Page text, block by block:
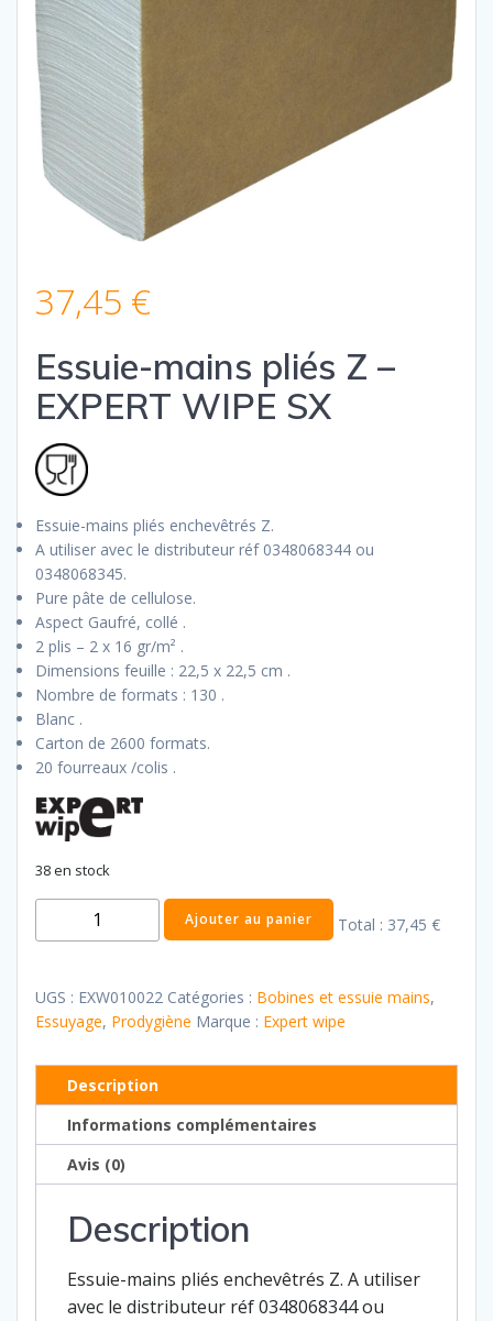
37,45 €
Essuie-mains pliés Z –
EXPERT WIPE SX
Essuie-mains pliés enchevêtrés Z.
A utiliser avec le distributeur réf 0348068344 ou
0348068345.
Pure pâte de cellulose.
Aspect Gaufré, collé .
2 plis – 2 x 16 gr/m² .
Dimensions feuille : 22,5 x 22,5 cm .
Nombre de formats : 130 .
Blanc .
Carton de 2600 formats.
20 fourreaux /colis .
38 en stock
quantité
de
mains
pliés
EXPERT
WIPE
Ajouter au panier Total : 37,45 €
UGS : EXW010022 Catégories : Bobines et essuie mains,
Essuyage, Prodygiène Marque : Expert wipe
Description
Informations complémentaires
Avis (0)
Description
Essuie-mains pliés enchevêtrés Z. A utiliser
avec le distributeur réf 0348068344 ou